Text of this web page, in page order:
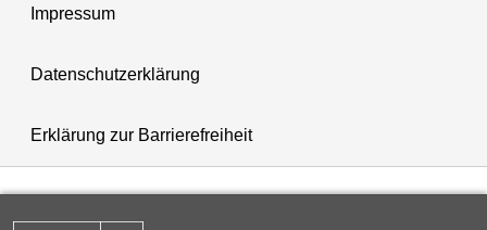
Impressum
Datenschutzerklärung
Erklärung zur Barrierefreiheit